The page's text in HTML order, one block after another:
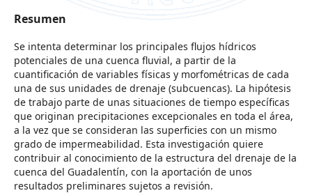
Resumen
Se intenta determinar los principales flujos hídricos
potenciales de una cuenca fluvial, a partir de la
cuantificación de variables físicas y morfométricas de cada
una de sus unidades de drenaje (subcuencas). La hipótesis
de trabajo parte de unas situaciones de tiempo específicas
que originan precipitaciones excepcionales en toda el área,
a la vez que se consideran las superficies con un mismo
grado de impermeabilidad. Esta investigación quiere
contribuir al conocimiento de la estructura del drenaje de la
cuenca del Guadalentín, con la aportación de unos
resultados preliminares sujetos a revisión.